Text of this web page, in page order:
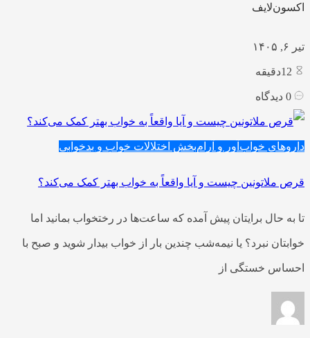
اکسون‌لایف
تیر ۶, ۱۴۰۵
دقیقه
دیدگاه
داروهای خواب‌آور و آرام‌بخش اختلالات خواب و بدخوابی
قرص ملاتونین چیست و آیا واقعاً به خواب بهتر کمک می‌کند؟
تا به حال برایتان پیش آمده که ساعت‌ها در رختخواب بمانید اما
خوابتان نبرد؟ یا نیمه‌شب چندین بار از خواب بیدار شوید و صبح با
احساس خستگی از